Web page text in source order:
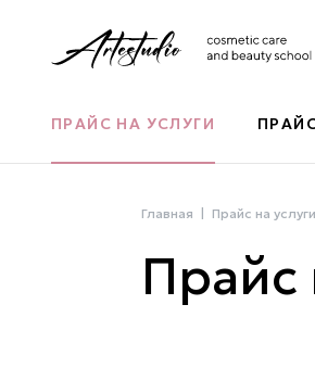
ПРАЙС НА УСЛУГИ
Главная Прайс на услуги
Прайс